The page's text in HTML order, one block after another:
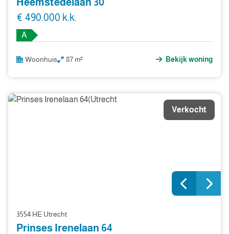
€ 490.000 k.k.
A
Woonhuis 87 m² Bekijk woning
Verkocht
3554 HE Utrecht
Prinses Irenelaan 64